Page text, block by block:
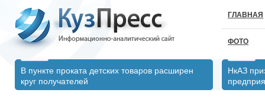
ГЛАВНАЯ
ФОТО
В пункте проката детских товаров расширен
круг получателей
НкАЗ